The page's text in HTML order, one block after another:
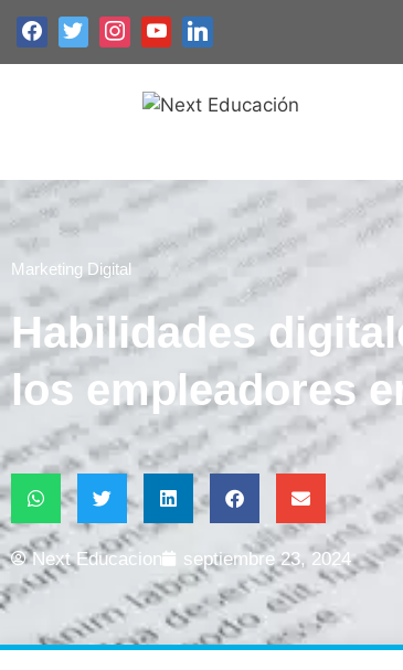
Marketing Digital
Habilidades
los empleadores
Next Educacion septiembre 23, 2024